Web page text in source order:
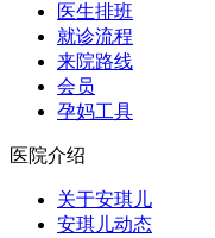
医生排班
就诊流程
来院路线
会员
孕妈工具
医院介绍
关于安琪儿
安琪儿动态